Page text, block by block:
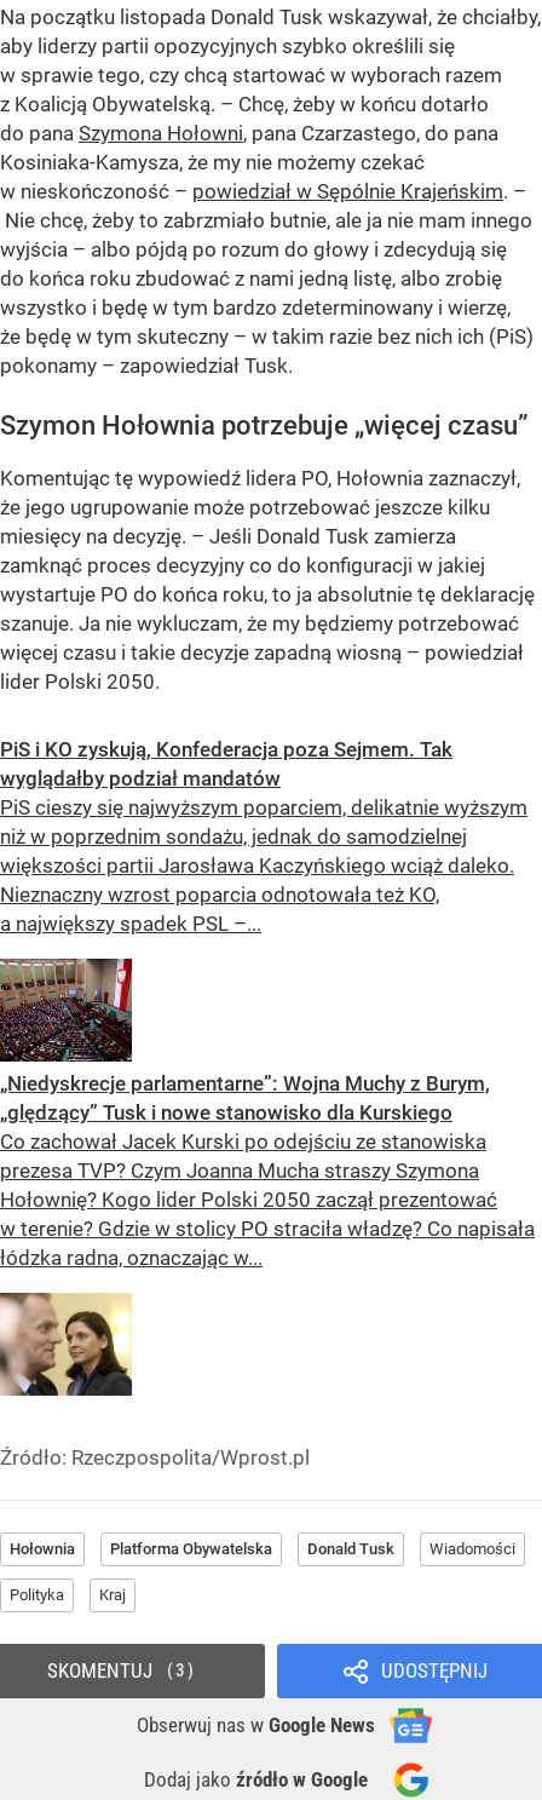
Na początku listopada Donald Tusk wskazywał, że chciałby,
aby liderzy partii opozycyjnych szybko określili się
w sprawie tego, czy chcą startować w wyborach razem
z Koalicją Obywatelską. – Chcę, żeby w końcu dotarło
do pana Szymona Hołowni, pana Czarzastego, do pana
Kosiniaka-Kamysza, że my nie możemy czekać
w nieskończoność – powiedział w Sępólnie Krajeńskim. –
Nie chcę, żeby to zabrzmiało butnie, ale ja nie mam innego
wyjścia – albo pójdą po rozum do głowy i zdecydują się
do końca roku zbudować z nami jedną listę, albo zrobię
wszystko i będę w tym bardzo zdeterminowany i wierzę,
że będę w tym skuteczny – w takim razie bez nich ich (PiS)
pokonamy – zapowiedział Tusk.
Szymon Hołownia potrzebuje „więcej czasu”
Komentując tę wypowiedź lidera PO, Hołownia zaznaczył,
że jego ugrupowanie może potrzebować jeszcze kilku
miesięcy na decyzję. – Jeśli Donald Tusk zamierza
zamknąć proces decyzyjny co do konfiguracji w jakiej
wystartuje PO do końca roku, to ja absolutnie tę deklarację
szanuje. Ja nie wykluczam, że my będziemy potrzebować
więcej czasu i takie decyzje zapadną wiosną – powiedział
lider Polski 2050.
PiS i KO zyskują, Konfederacja poza Sejmem. Tak
wyglądałby podział mandatów
PiS cieszy się najwyższym poparciem, delikatnie wyższym
niż w poprzednim sondażu, jednak do samodzielnej
większości partii Jarosława Kaczyńskiego wciąż daleko.
Nieznaczny wzrost poparcia odnotowała też KO,
a największy spadek PSL –...
„Niedyskrecje parlamentarne”: Wojna Muchy z Burym,
„ględzący” Tusk i nowe stanowisko dla Kurskiego
Co zachował Jacek Kurski po odejściu ze stanowiska
prezesa TVP? Czym Joanna Mucha straszy Szymona
Hołownię? Kogo lider Polski 2050 zaczął prezentować
w terenie? Gdzie w stolicy PO straciła władzę? Co napisała
łódzka radna, oznaczając w...
Źródło: Rzeczpospolita/Wprost.pl
Hołownia Platforma Obywatelska Donald Tusk Wiadomości
Polityka Kraj
UDOSTĘPNIJ
Obserwuj nas w Google News
Dodaj jako źródło w Google
SKOMENTUJ 3